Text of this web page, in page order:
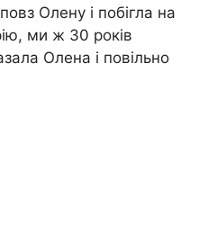
Олену і побігла на
ми ж 30 років
Олена і повільно